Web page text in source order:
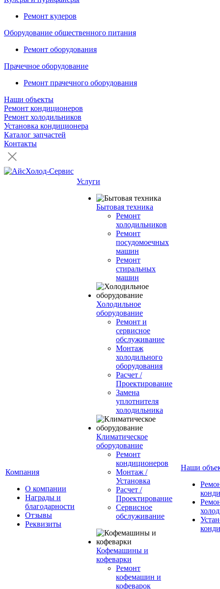
Ремонт кулеров
Оборудование общественного питания
Ремонт оборудования
Прачечное оборудование
Ремонт прачечного оборудования
Наши объекты
Ремонт кондиционеров
Ремонт холодильников
Установка кондиционера
Каталог запчастей
Контакты
Компания
О компании
Награды и
благодарности
Отзывы
Реквизиты
Услуги
Бытовая техника
Ремонт
холодильников
Ремонт
посудомоечных
машин
Ремонт
стиральных
машин
Холодильное
оборудование
Ремонт и
сервисное
обслуживание
Монтаж
холодильного
оборудования
Расчет /
Проектирование
Замена
уплотнителя
холодильника
Климатическое
оборудование
Ремонт
кондиционеров
Монтаж /
Установка
Расчет /
Проектирование
Сервисное
обслуживание
Кофемашины и
кофеварки
Ремонт
кофемашин и
кофеварок
Наши